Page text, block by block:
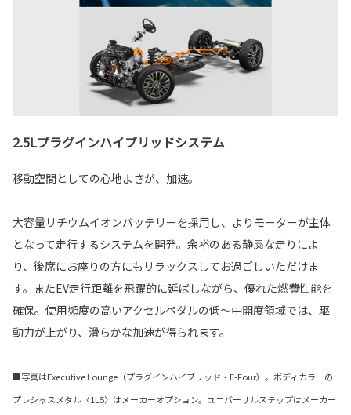
2.5Lプラグインハイブリッドシステム
移動空間としての心地よさが、加速。
大容量リチウムイオンバッテリーを採用し、よりモーターが主体
となって走行するシステムを開発。余裕のある静粛な走りによ
り、後席にお座りの方にもリラックスしてお過ごしいただけま
す。またEV走行距離を飛躍的に延ばしながら、優れた燃費性能を
確保。使用頻度の高いアクセルペダルの低～中開度領域では、駆
動力が上がり、滑らかな加速が得られます。
■写真はExecutive Lounge（プラグインハイブリッド・E-Four）。ボディカラーの
プレシャスメタル〈1L5〉はメーカーオプション。ユニバーサルステップはメーカー